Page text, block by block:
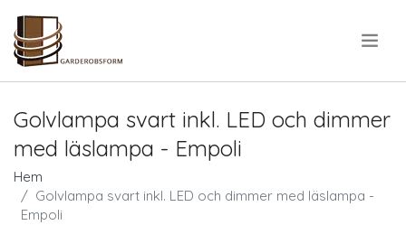
Golvlampa svart inkl. LED och dimmer
med läslampa - Empoli
Hem
Golvlampa svart inkl. LED och dimmer med läslampa -
Empoli